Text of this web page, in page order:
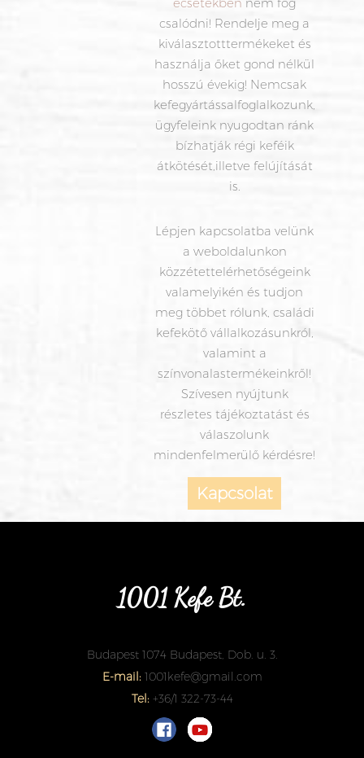
csalódni! Rendelje meg a
kiválasztotttermékeket és
használja őket gond nélkül
hosszú évekig! Nemcsak
kefegyártássalfoglalkozunk,
ügyfeleink nyugodtan ránk
bízhatják régi keféik
átkötését,illetve felújítását
is.
Lépjen kapcsolatba velünk
a weboldalunkon
közzétettelérhetőségeink
valamelyikén és tudjon
meg többet rólunk, családi
kefekötővállalkozásunkról,
valamint a
színvonalastermékeinkről!
Szívesen nyújtunk
részletes tájékoztatást és
válaszolunk
mindenfelmerülő kérdésre!
Kapcsolat
1001 Kefe Bt.
Budapest 1074 Budapest, Dob. u. 3.
E-mail: 1001kefe@gmail.com
Tel: +36/1 322-73-44